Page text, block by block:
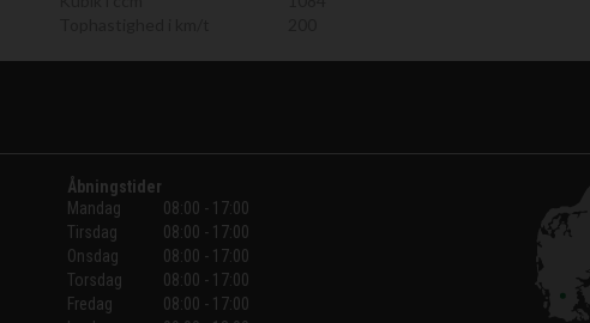
Åbningstider
Mandag
08:00 - 17:00
Tirsdag
08:00 - 17:00
Onsdag
08:00 - 17:00
Torsdag
08:00 - 17:00
Fredag
08:00 - 17:00